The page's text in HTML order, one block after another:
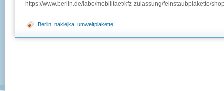
https://www.berlin.de/labo/mobilitaet/kfz-zulassung/feinstaubplakette/
Berlin naklejka umweltplakette